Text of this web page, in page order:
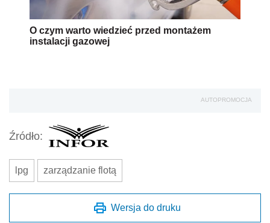
O czym warto wiedzieć przed montażem
instalacji gazowej
AUTOPROMOCJA
Źródło:
lpg zarządzanie flotą
Wersja do druku